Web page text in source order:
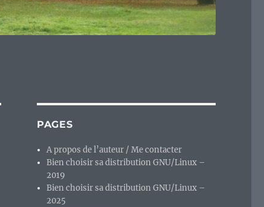
PAGES
A propos de l’auteur / Me contacter
Bien choisir sa distribution GNU/Linux –
2019
Bien choisir sa distribution GNU/Linux –
2025